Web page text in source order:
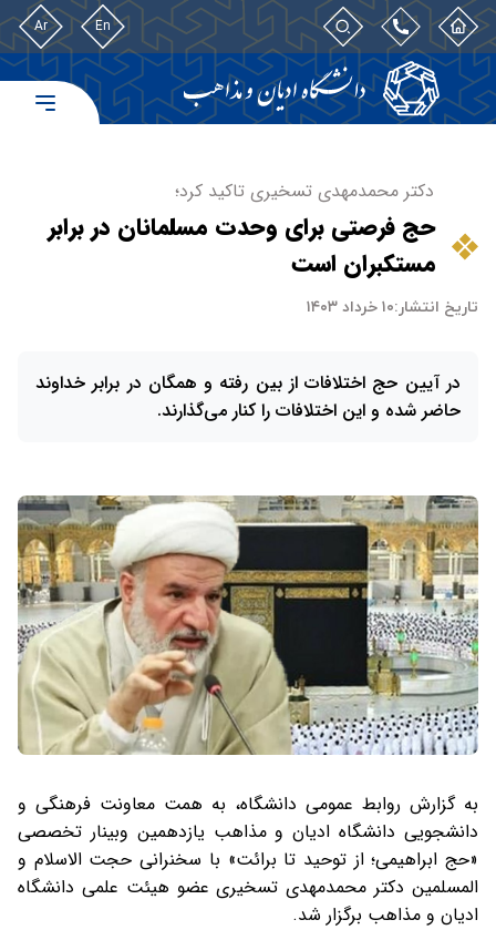
En
Ar
دکتر محمدمهدی تسخیری تاکید کرد؛
حج فرصتی برای وحدت مسلمانان در برابر
مستکبران است
تاریخ انتشار:۱۰ خرداد ۱۴۰۳
در آیین حج اختلافات از بین رفته و همگان در برابر خداوند
حاضر شده و این اختلافات را کنار می‌گذارند.
به گزارش روابط عمومی دانشگاه، به همت معاونت فرهنگی و
دانشجویی دانشگاه ادیان و مذاهب یازدهمین وبینار تخصصی
«حج ابراهیمی؛ از توحید تا برائت» با سخنرانی حجت الاسلام و
المسلمین دکتر محمدمهدی تسخیری عضو هیئت علمی دانشگاه
ادیان و مذاهب برگزار شد.